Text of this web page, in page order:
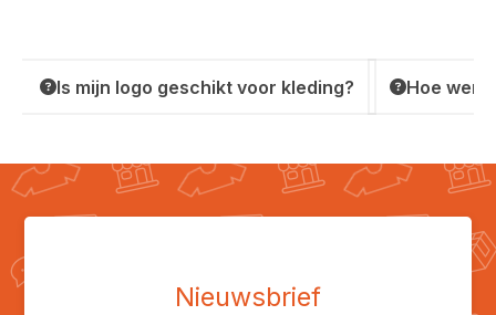
Is mijn logo geschikt voor kleding? Hoe
Nieuwsbrief